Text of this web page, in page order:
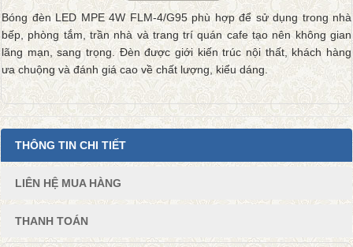
Bóng đèn LED MPE 4W FLM-4/G95 phù hợp để sử dụng trong nhà
bếp, phòng tắm, trần nhà và trang trí quán cafe tạo nên không gian
lãng mạn, sang trọng. Đèn được giới kiến trúc nội thất, khách hàng
ưa chuộng và đánh giá cao về chất lượng, kiểu dáng.
THÔNG TIN CHI TIẾT
LIÊN HỆ MUA HÀNG
THANH TOÁN